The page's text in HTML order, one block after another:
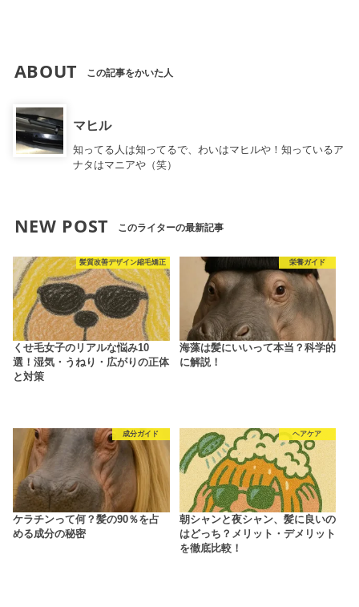
ABOUT この記事をかいた人
マヒル
知ってる人は知ってるで、わいはマヒルや！知っているア
ナタはマニアや（笑）
NEW POST このライターの最新記事
髪質改善デザイン縮毛矯正
くせ毛女子のリアルな悩み10
選！湿気・うねり・広がりの正体
と対策
栄養ガイド
海藻は髪にいいって本当？科学的
に解説！
成分ガイド
ケラチンって何？髪の90％を占
める成分の秘密
ヘアケア
朝シャンと夜シャン、髪に良いの
はどっち？メリット・デメリット
を徹底比較！